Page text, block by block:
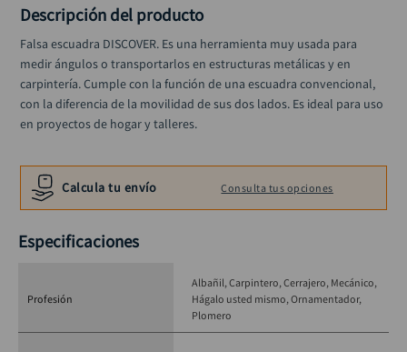
Descripción del producto
Falsa escuadra DISCOVER. Es una herramienta muy usada para
medir ángulos o transportarlos en estructuras metálicas y en
carpintería. Cumple con la función de una escuadra convencional,
con la diferencia de la movilidad de sus dos lados. Es ideal para uso
en proyectos de hogar y talleres.
Calcula tu envío Consulta tus opciones
Especificaciones
Profesión
Albañil Carpintero Cerrajero Mecánico
Hágalo usted mismo Ornamentador
Plomero